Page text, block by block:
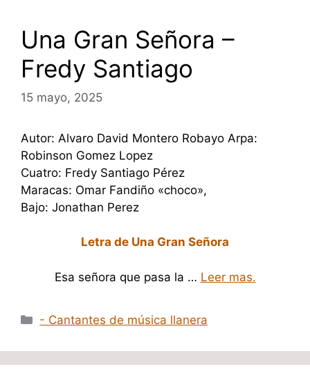
Una Gran Señora –
Fredy Santiago
15 mayo, 2025
Autor: Alvaro David Montero Robayo Arpa:
Robinson Gomez Lopez
Cuatro: Fredy Santiago Pérez
Maracas: Omar Fandiño «choco»,
Bajo: Jonathan Perez
Letra de Una Gran Señora
Esa señora que pasa la … Leer mas.
Categorías
- Cantantes de música llanera